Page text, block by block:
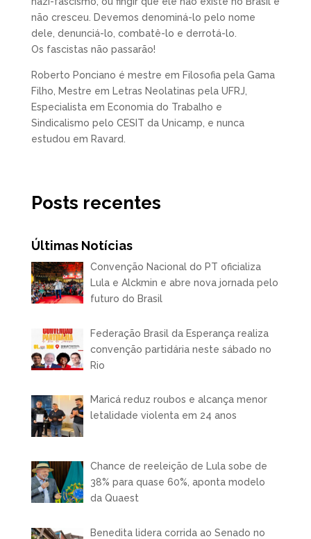
não cresceu. Devemos denominá-lo pelo nome
dele, denunciá-lo, combatê-lo e derrotá-lo.
Os fascistas não passarão!
Roberto Ponciano é mestre em Filosofia pela Gama
Filho, Mestre em Letras Neolatinas pela UFRJ,
Especialista em Economia do Trabalho e
Sindicalismo pelo CESIT da Unicamp, e nunca
estudou em Ravard.
Posts recentes
Últimas Notícias
Convenção Nacional do PT oficializa
Lula e Alckmin e abre nova jornada pelo
futuro do Brasil
Federação Brasil da Esperança realiza
convenção partidária neste sábado no
Rio
Maricá reduz roubos e alcança menor
letalidade violenta em 24 anos
Chance de reeleição de Lula sobe de
38% para quase 60%, aponta modelo
da Quaest
Benedita lidera corrida ao Senado no